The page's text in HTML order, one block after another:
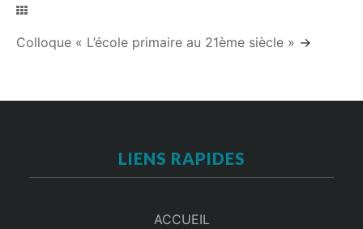
Colloque « L’école primaire au 21ème siècle » →
LIENS RAPIDES
ACCUEIL